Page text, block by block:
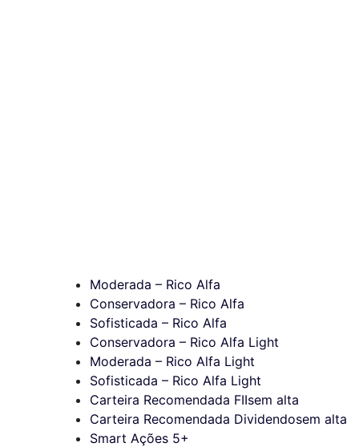
Moderada – Rico Alfa
Conservadora – Rico Alfa
Sofisticada – Rico Alfa
Conservadora – Rico Alfa Light
Moderada – Rico Alfa Light
Sofisticada – Rico Alfa Light
Carteira Recomendada FIIsem alta
Carteira Recomendada Dividendosem alta
Smart Ações 5+